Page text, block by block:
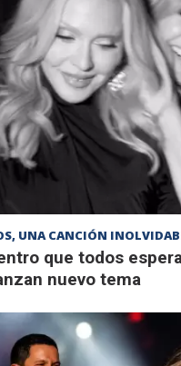
UNA CANCIÓN
que todos
nuevo tema